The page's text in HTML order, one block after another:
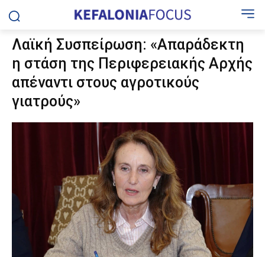
Λαϊκή Συσπείρωση: «Απαράδεκτη
η στάση της Περιφερειακής Αρχής
απέναντι στους αγροτικούς
γιατρούς»